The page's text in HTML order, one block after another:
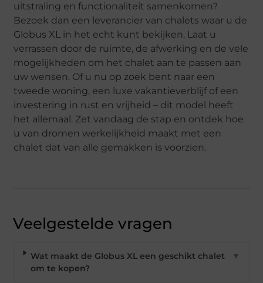
uitstraling en functionaliteit samenkomen?
Bezoek dan een leverancier van chalets waar u de
Globus XL in het echt kunt bekijken. Laat u
verrassen door de ruimte, de afwerking en de vele
mogelijkheden om het chalet aan te passen aan
uw wensen. Of u nu op zoek bent naar een
tweede woning, een luxe vakantieverblijf of een
investering in rust en vrijheid – dit model heeft
het allemaal. Zet vandaag de stap en ontdek hoe
u van dromen werkelijkheid maakt met een
chalet dat van alle gemakken is voorzien.
Veelgestelde vragen
Wat maakt de Globus XL een geschikt chalet
om te kopen?
▼